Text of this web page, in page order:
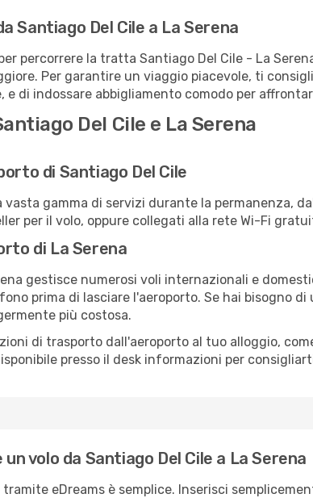
Santiago Del Cile a La Serena
percorrere la tratta Santiago Del Cile - La
Per garantire un viaggio piacevole, ti
e di indossare abbigliamento comodo per
Del Cile e La Serena
di Santiago Del Cile
vasta gamma di servizi durante la permanenza,
per il volo, oppure collegati alla rete Wi-Fi
di La Serena
gestisce numerosi voli internazionali e
prima di lasciare l'aeroporto. Se hai bisogno
più costosa.
di trasporto dall'aeroporto al tuo alloggio,
presso il desk informazioni per
volo da Santiago Del Cile a La Serena
eDreams è semplice. Inserisci